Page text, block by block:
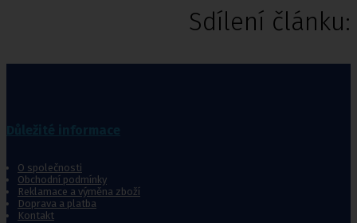
Sdílení článku:
O společnosti
Obchodní podmínky
Reklamace a výměna zboží
Doprava a platba
Kontakt